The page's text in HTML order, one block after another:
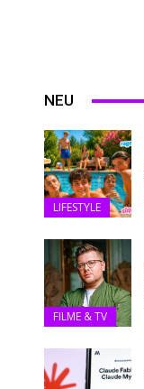
NEU
LIFESTYLE
FILME & TV